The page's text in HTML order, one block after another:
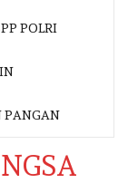
POLRI
PANGAN